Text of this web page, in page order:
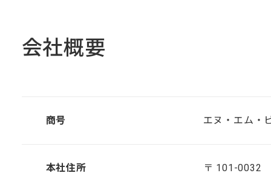
会社概要
商号 エヌ・エム・
本社住所
〒 101-0032